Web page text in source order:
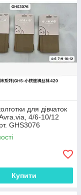
для дівчаток
4/6-10/12
GHS3076
Купити